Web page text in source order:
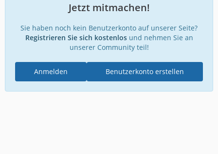
Jetzt mitmachen!
Sie haben noch kein Benutzerkonto auf unserer Seite?
Registrieren Sie sich kostenlosund nehmen Sie an
unserer Community teil!
Benutzerkonto erstellen
Anmelden